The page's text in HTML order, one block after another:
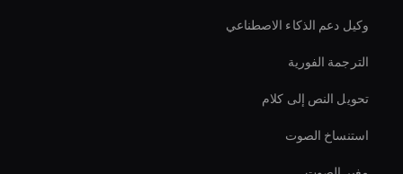
وكيل دعم الذكاء الاصطناعي
الترجمة الفورية
تحويل النص إلى كلام
استنساخ الصوت